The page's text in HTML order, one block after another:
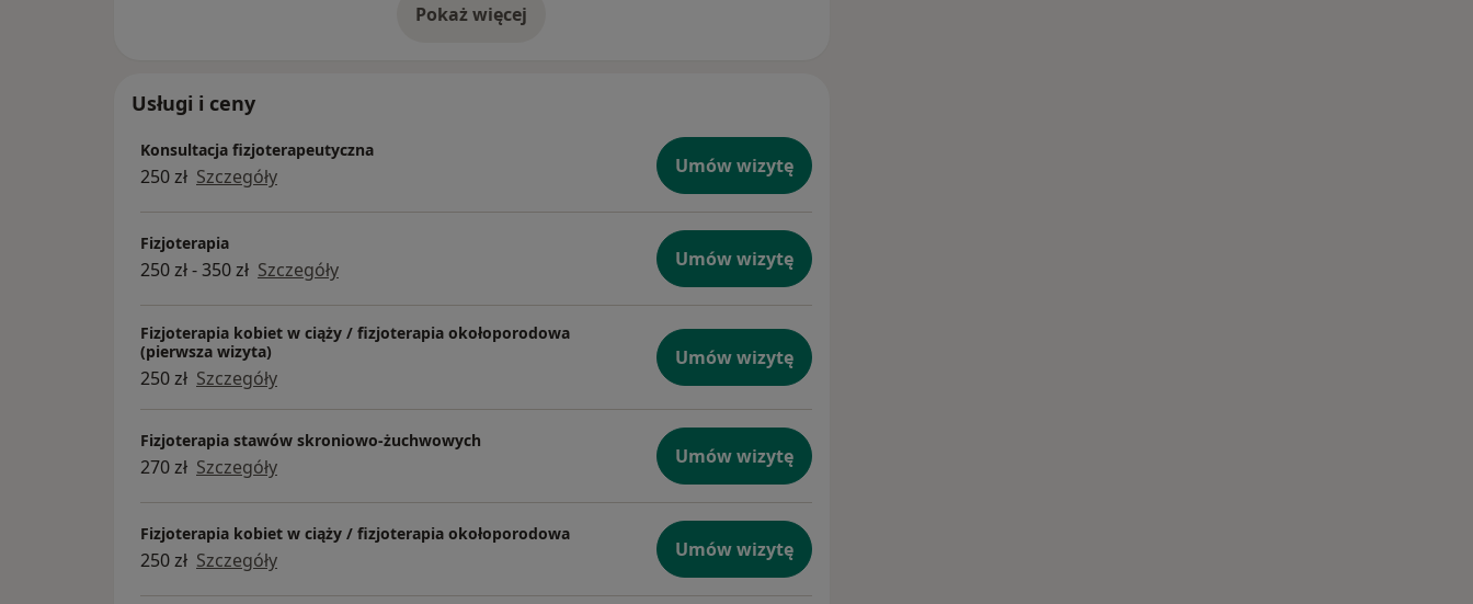
Pokaż więcejo doświadczeniu
Usługi i ceny
Konsultacja fizjoterapeutyczna
250 zł Szczegóły Umów wizytę
Fizjoterapia
250 zł - 350 zł Szczegóły Umów wizytę
Fizjoterapia kobiet w ciąży / fizjoterapia okołoporodowa
(pierwsza wizyta)
250 zł Szczegóły
Umów wizytę
Fizjoterapia stawów skroniowo-żuchwowych
270 zł Szczegóły Umów wizytę
Fizjoterapia kobiet w ciąży / fizjoterapia okołoporodowa
250 zł Szczegóły Umów wizytę